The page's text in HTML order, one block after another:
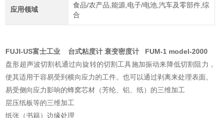
应用领域
食品/农产品,能源,电子/电池,汽车及零部件,综
合
FUJI-US富士工业 台式粘度计 衰变密度计 FUM-1 model-2000
盘形超声波切割机通过向旋转的切割工具施加振动来降低切割阻力，
使其适用于容易受到横向应力的工件。也可以通过剥离来处理表面。
易受侧向应力影响的蜂窝芯材（芳纶、铝、纸）的三维加工
层压纸板等的三维加工
纸张（书籍）边缘处理